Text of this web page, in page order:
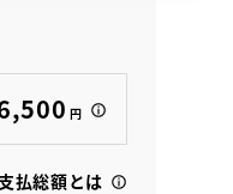
円
支払総額とは